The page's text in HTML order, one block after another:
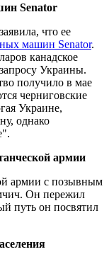
Senator
что ее
машин Senator.
канадское
Украины.
получило в мае
черниговские
Украине,
однако
армии
армии с позывным
Он пережил
путь он посвятил